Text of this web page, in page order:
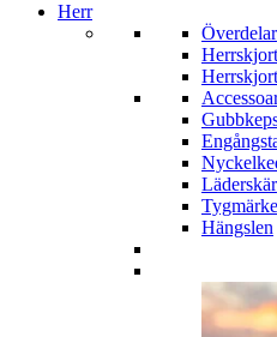
Herr
Överdelar
Hängslen